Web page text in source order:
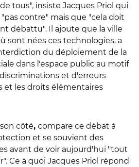
tous", insiste Jacques Priol qui
contre" mais que "cela doit
débattu". Il ajoute que la ville
sont nées ces technologies, a
du déploiement de la
dans l'espace public au motif
et d'erreurs
et les droits élémentaires
côté, compare ce débat à
et se souvient des
avant de voir aujourd'hui "tout
Ce à quoi Jacques Priol répond